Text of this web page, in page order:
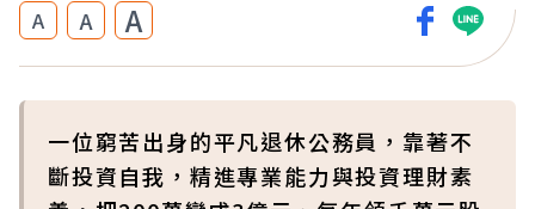
A A A
一位窮苦出身的平凡退休公務員，靠著不
斷投資自我，精進專業能力與投資理財素